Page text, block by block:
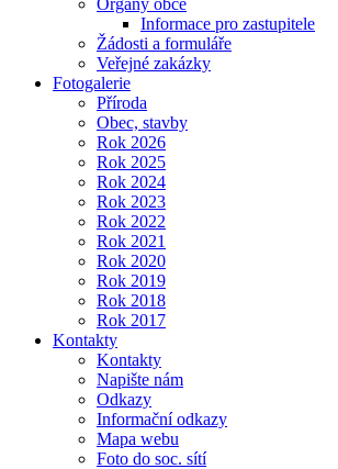
Orgány obce
Informace pro zastupitele
Žádosti a formuláře
Veřejné zakázky
Fotogalerie
Příroda
Obec, stavby
Rok 2026
Rok 2025
Rok 2024
Rok 2023
Rok 2022
Rok 2021
Rok 2020
Rok 2019
Rok 2018
Rok 2017
Kontakty
Kontakty
Napište nám
Odkazy
Informační odkazy
Mapa webu
Foto do soc. sítí